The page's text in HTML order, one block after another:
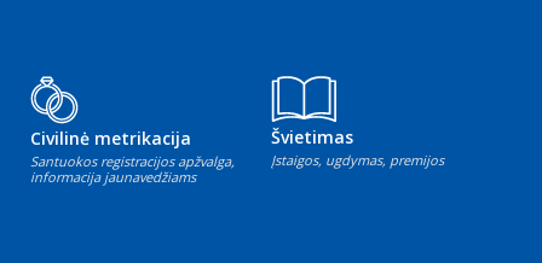
Civilinė metrikacija
Santuokos registracijos apžvalga,
informacija jaunavedžiams
Švietimas
Įstaigos, ugdymas, premijos